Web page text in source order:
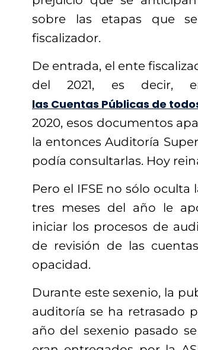
sobre las etapas que
fiscalizador.
De entrada, el ente
del 2021, es decir,
las Cuentas Públicas de
2020, esos documentos
la entonces Auditoría
podía consultarlas. Hoy
Pero el IFSE no sólo
tres meses del año le
iniciar los procesos de
de revisión de las
opacidad.
Durante este sexenio, la
auditoría se ha retrasado
año del sexenio pasado